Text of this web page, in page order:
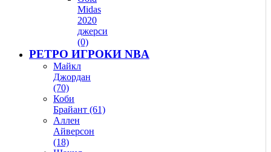
Midas
2020
джерси
(0)
РЕТРО ИГРОКИ NBA
Майкл
Джордан
(70)
Коби
Брайант (61)
Аллен
Айверсон
(18)